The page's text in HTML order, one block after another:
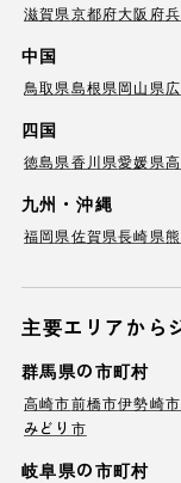
滋賀県京都府大阪府
中国
鳥取県島根県岡山県
四国
徳島県香川県愛媛県
九州・沖縄
福岡県佐賀県長崎県
主要エリアから
群馬県の市町村
高崎市前橋市伊勢崎市
みどり市
岐阜県の市町村